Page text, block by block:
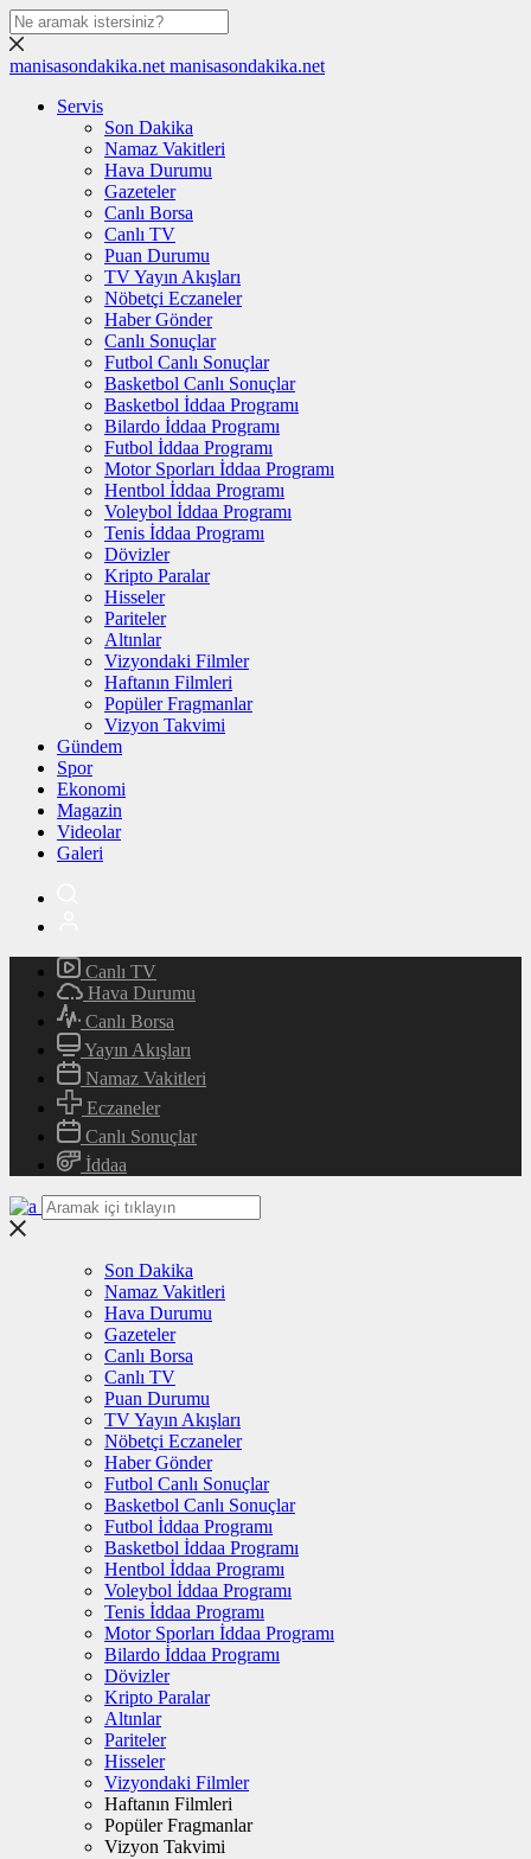
manisasondakika.net manisasondakika.net
Servis
Son Dakika
Namaz Vakitleri
Hava Durumu
Gazeteler
Canlı Borsa
Canlı TV
Puan Durumu
TV Yayın Akışları
Nöbetçi Eczaneler
Haber Gönder
Canlı Sonuçlar
Futbol Canlı Sonuçlar
Basketbol Canlı Sonuçlar
Basketbol İddaa Programı
Bilardo İddaa Programı
Futbol İddaa Programı
Motor Sporları İddaa Programı
Hentbol İddaa Programı
Voleybol İddaa Programı
Tenis İddaa Programı
Dövizler
Kripto Paralar
Hisseler
Pariteler
Altınlar
Vizyondaki Filmler
Haftanın Filmleri
Popüler Fragmanlar
Vizyon Takvimi
Gündem
Spor
Ekonomi
Magazin
Videolar
Galeri
Canlı TV
Hava Durumu
Canlı Borsa
Yayın Akışları
Namaz Vakitleri
Eczaneler
Canlı Sonuçlar
İddaa
Son Dakika
Namaz Vakitleri
Hava Durumu
Gazeteler
Canlı Borsa
Canlı TV
Puan Durumu
TV Yayın Akışları
Nöbetçi Eczaneler
Haber Gönder
Futbol Canlı Sonuçlar
Basketbol Canlı Sonuçlar
Futbol İddaa Programı
Basketbol İddaa Programı
Hentbol İddaa Programı
Voleybol İddaa Programı
Tenis İddaa Programı
Motor Sporları İddaa Programı
Bilardo İddaa Programı
Dövizler
Kripto Paralar
Altınlar
Pariteler
Hisseler
Vizyondaki Filmler
Haftanın Filmleri
Popüler Fragmanlar
Vizyon Takvimi